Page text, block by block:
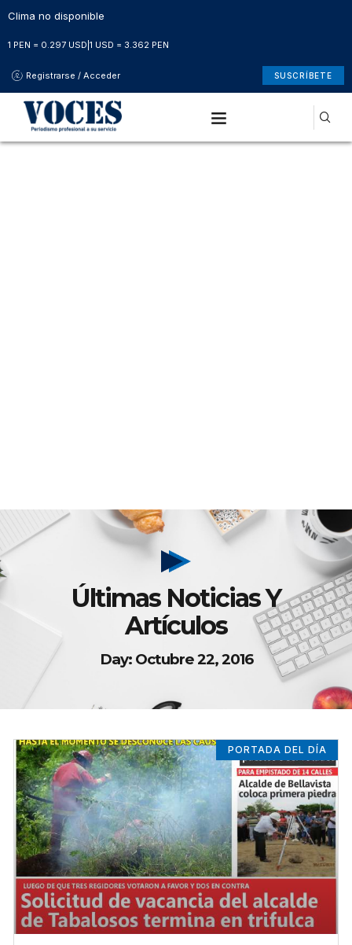
Clima no disponible
1 PEN = 0.297 USD 1 USD = 3.362 PEN
Registrarse / Acceder SUSCRÍBETE
Últimas Noticias Y
Artículos
Day: Octubre 22, 2016
PORTADA DEL DÍA